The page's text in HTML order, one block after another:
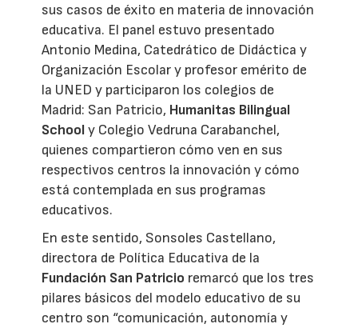
sus casos de éxito en materia de innovación
educativa. El panel estuvo presentado
Antonio Medina, Catedrático de Didáctica y
Organización Escolar y profesor emérito de
la UNED y participaron los colegios de
Madrid: San Patricio, Humanitas Bilingual
Schooly Colegio Vedruna Carabanchel,
quienes compartieron cómo ven en sus
respectivos centros la innovación y cómo
está contemplada en sus programas
educativos.
En este sentido, Sonsoles Castellano,
directora de Política Educativa de la
Fundación San Patricio remarcó que los tres
pilares básicos del modelo educativo de su
centro son “comunicación, autonomía y